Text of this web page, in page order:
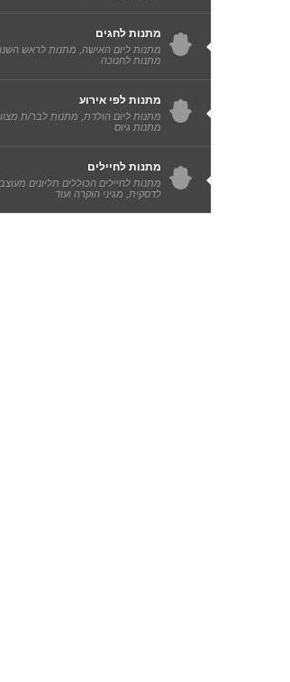
מתנות לחגים
מתנות ליום האישה, מתנות לראש
מתנות לחנוכה
מתנות לפי אירוע
מתנות ליום הולדת, מתנות לבר/ת
מתנות גיוס
מתנות לחיילים
מתנות לחיילים הכוללים תליונים
לדסקית, מגיני הוקרה ועוד